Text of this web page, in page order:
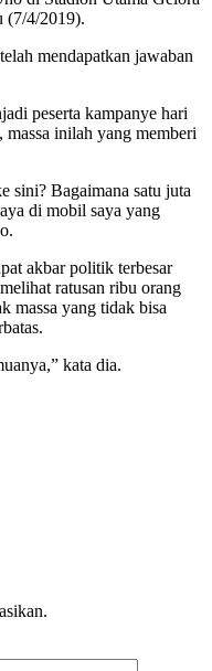
(7/4/2019).
mendapatkan jawaban
peserta kampanye hari
inilah yang memberi
sini? Bagaimana satu juta
di mobil saya yang
akbar politik terbesar
ratusan ribu orang
massa yang tidak bisa
kata dia.